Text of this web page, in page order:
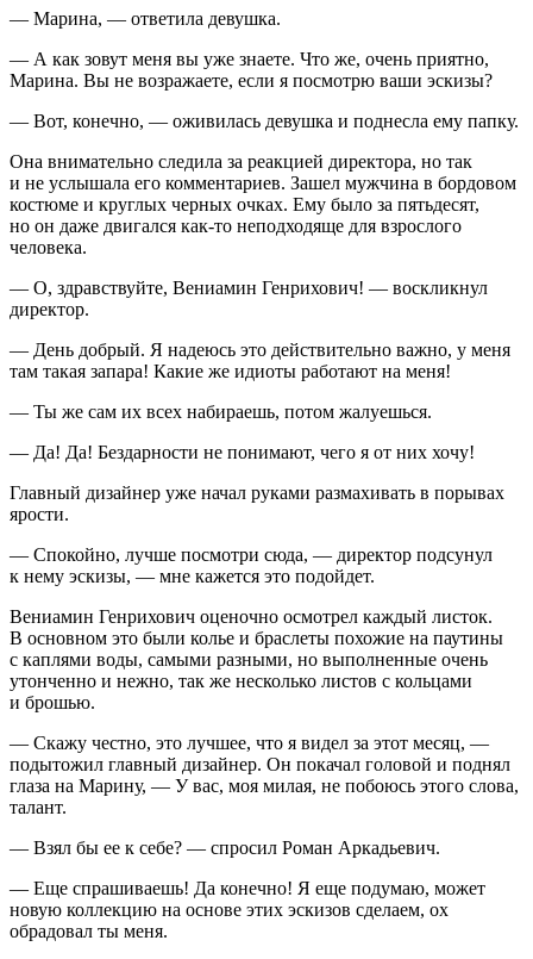
— Марина, — ответила девушка.
— А как зовут меня вы уже знаете. Что же, очень приятно,
Марина. Вы не возражаете, если я посмотрю ваши эскизы?
— Вот, конечно, — оживилась девушка и поднесла ему папку.
Она внимательно следила за реакцией директора, но так
и не услышала его комментариев. Зашел мужчина в бордовом
костюме и круглых черных очках. Ему было за пятьдесят,
но он даже двигался как-то неподходяще для взрослого
человека.
— О, здравствуйте, Вениамин Генрихович! — воскликнул
директор.
— День добрый. Я надеюсь это действительно важно, у меня
там такая запара! Какие же идиоты работают на меня!
— Ты же сам их всех набираешь, потом жалуешься.
— Да! Да! Бездарности не понимают, чего я от них хочу!
Главный дизайнер уже начал руками размахивать в порывах
ярости.
— Спокойно, лучше посмотри сюда, — директор подсунул
к нему эскизы, — мне кажется это подойдет.
Вениамин Генрихович оценочно осмотрел каждый листок.
В основном это были колье и браслеты похожие на паутины
с каплями воды, самыми разными, но выполненные очень
утонченно и нежно, так же несколько листов с кольцами
и брошью.
— Скажу честно, это лучшее, что я видел за этот месяц, —
подытожил главный дизайнер. Он покачал головой и поднял
глаза на Марину, — У вас, моя милая, не побоюсь этого слова,
талант.
— Взял бы ее к себе? — спросил Роман Аркадьевич.
— Еще спрашиваешь! Да конечно! Я еще подумаю, может
новую коллекцию на основе этих эскизов сделаем, ох
обрадовал ты меня.